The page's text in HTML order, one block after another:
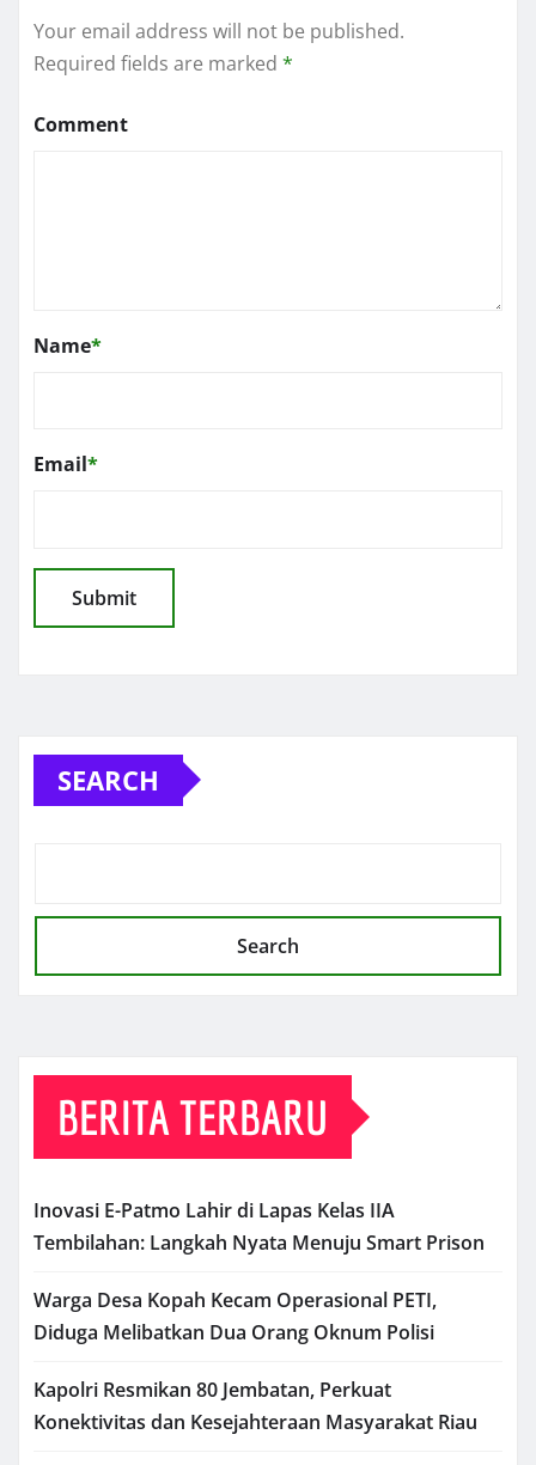
Your email address will not be published.
Required fields are marked *
Comment
Name*
Email*
SEARCH
Search
BERITA TERBARU
Inovasi E-Patmo Lahir di Lapas Kelas IIA
Tembilahan: Langkah Nyata Menuju Smart Prison
Warga Desa Kopah Kecam Operasional PETI,
Diduga Melibatkan Dua Orang Oknum Polisi
Kapolri Resmikan 80 Jembatan, Perkuat
Konektivitas dan Kesejahteraan Masyarakat Riau